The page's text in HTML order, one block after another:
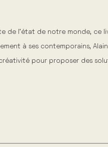
de l’état de notre monde, ce
à ses contemporains,
pour proposer des